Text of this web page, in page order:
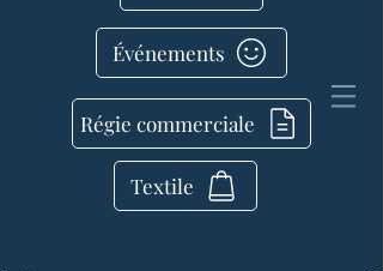
Événements
Régie commerciale
Textile